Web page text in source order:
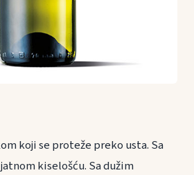
koji se proteže preko usta. Sa
kiselošću. Sa dužim